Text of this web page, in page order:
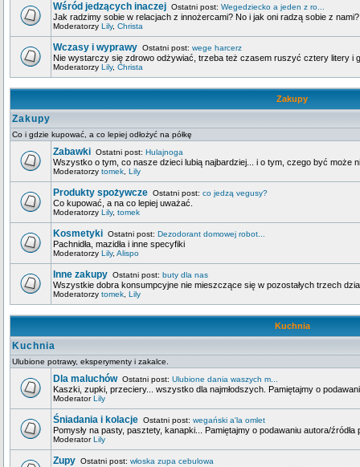
Wśród jedzących inaczej Ostatni post: Wegedziecko a jeden z ro...
Jak radzimy sobie w relacjach z innożercami? No i jak oni radzą sobie z nami?
Moderatorzy Lily, Christa
Wczasy i wyprawy Ostatni post: wege harcerz
Nie wystarczy się zdrowo odżywiać, trzeba też czasem ruszyć cztery litery i
Moderatorzy Lily, Christa
Zakupy
Zakupy
Co i gdzie kupować, a co lepiej odłożyć na półkę
Zabawki Ostatni post: Hulajnoga
Wszystko o tym, co nasze dzieci lubią najbardziej... i o tym, czego być może
Moderatorzy tomek Lily
Produkty spożywcze Ostatni post: co jedzą vegusy?
Co kupować, a na co lepiej uważać.
Moderatorzy Lily, tomek
Kosmetyki Ostatni post: Dezodorant domowej robot...
Pachnidła, mazidła i inne specyfiki
Moderatorzy Lily, Alispo
Inne zakupy Ostatni post: buty dla nas
Wszystkie dobra konsumpcyjne nie mieszczące się w pozostałych trzech
Moderatorzy tomek Lily
Kuchnia
Kuchnia
Ulubione potrawy, eksperymenty i zakalce.
Dla maluchówOstatni post: Ulubione dania waszych m...
Kaszki, zupki, przeciery... wszystko dla najmłodszych. Pamiętajmy o
ModeratorLily
Śniadania i kolacje Ostatni post: wegański a'la omlet
Pomysły na pasty, pasztety, kanapki... Pamiętajmy o podawaniu autora/źródła
ModeratorLily
Zupy Ostatni post: włoska zupa cebulowa